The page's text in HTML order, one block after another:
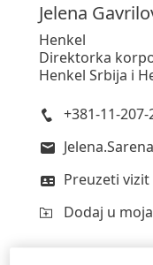
Jelena
Henkel
Direktorka
​Henkel Srbija i
+381-11-207-
Preuzeti
Dodaj u